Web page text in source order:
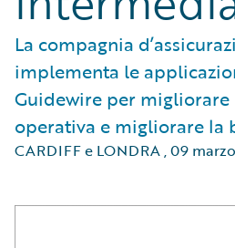
La compagnia
implementa le
Guidewire per migliorare
operativa e migliorare la
CARDIFF e LONDRA,09